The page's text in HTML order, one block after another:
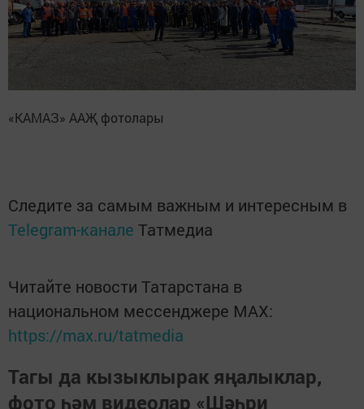
«КАМАЗ» ААҖ фотолары
Следите за самым важным и интересным в
Telegram-канале Татмедиа
Читайте новости Татарстана в
национальном мессенджере MАХ:
https://max.ru/tatmedia
Тагы да кызыклырак яңалыклар,
фото һәм видеолар «Шәһри